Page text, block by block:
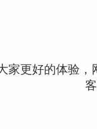
家更好的体验，